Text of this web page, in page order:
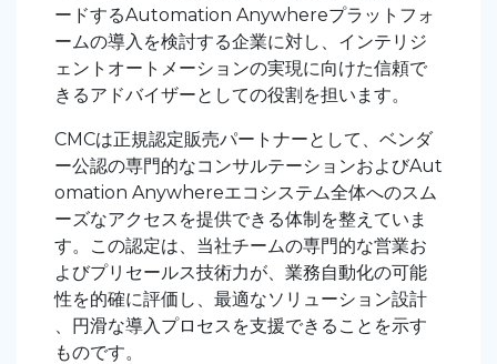
ードするAutomation Anywhereプラットフォ
ームの導入を検討する企業に対し、インテリジ
ェントオートメーションの実現に向けた信頼で
きるアドバイザーとしての役割を担います。
CMCは正規認定販売パートナーとして、ベンダ
ー公認の専門的なコンサルテーションおよびAut
omation Anywhereエコシステム全体へのスム
ーズなアクセスを提供できる体制を整えていま
す。この認定は、当社チームの専門的な営業お
よびプリセールス技術力が、業務自動化の可能
性を的確に評価し、最適なソリューション設計
、円滑な導入プロセスを支援できることを示す
ものです。